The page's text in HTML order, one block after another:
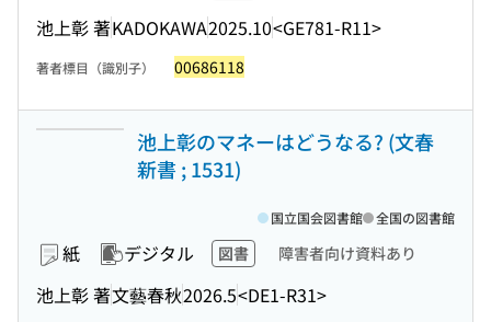
池上彰 著KADOKAWA2025.10<GE781-R11>
著者標目（識別子） 00686118
池上彰のマネーはどうなる? (文春
新書 ; 1531)
紙 デジタル 図書 障害者向け資料あり
池上彰 著文藝春秋2026.5<DE1-R31>
国立国会図書館 全国の図書館